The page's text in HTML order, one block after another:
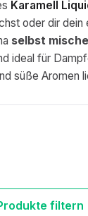
Karamell
oder dir
selbst
ideal für
süße Aromen
filtern